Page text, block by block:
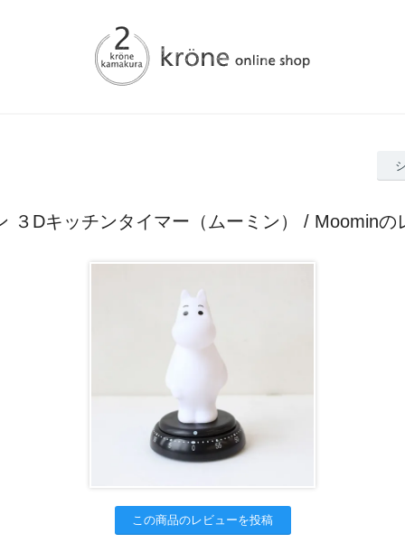
３Dキッチンタイマー（ムーミン） / Moominの
この商品のレビューを投稿